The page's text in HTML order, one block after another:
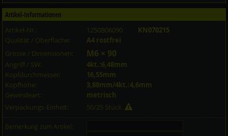
Artikel-Informationen
Artikel-Nr.:
1250B06090
KN070215
Qualität / Oberfläche:
A4 rostfrei
Grösse / Dimensionen:
M6 × 90
Angriff / SW:
4kt.:6,48mm
Kopfdurchmesser:
16,55mm
Kopfhöhe:
3,88mm/4kt.:4,6mm
Gewindeart:
metrisch
Verpackungs-Einheit:
50/25 Stück
Bemerkung zum Artikel: